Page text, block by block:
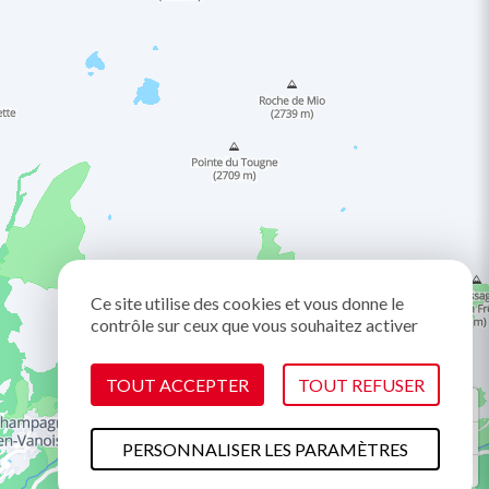
Ce site utilise des cookies et vous donne le
contrôle sur ceux que vous souhaitez activer
TOUT ACCEPTER TOUT REFUSER
PERSONNALISER LES PARAMÈTRES